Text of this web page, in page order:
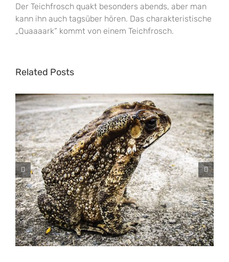
Der Teichfrosch quakt besonders abends, aber man
kann ihn auch tagsüber hören. Das charakteristische
„Quaaaark“ kommt von einem Teichfrosch.
Related Posts
Strandkröte